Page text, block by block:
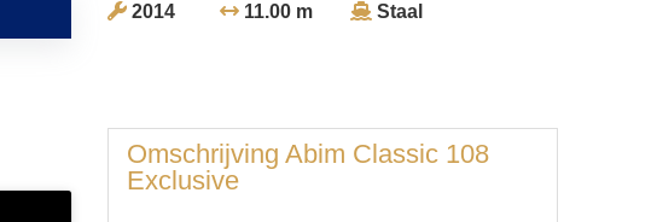
2014 11.00 m Staal
Omschrijving Abim Classic 108
Exclusive